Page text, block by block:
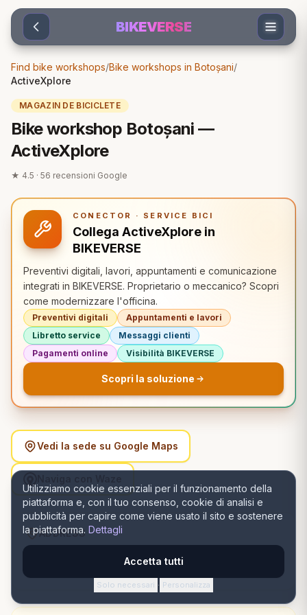
Sari la conținut
Utilizziamo cookie essenziali per il funzionamento della
piattaforma e, con il tuo consenso, cookie di analisi e
pubblicità per capire come viene usato il sito e sostenere
la piattaforma. Dettagli
Accetta tutti
Solo necessari · Personalizza
BIKEVERSE
Find bike workshops/Bike workshops in Botoșani/
ActiveXplore
MAGAZIN DE BICICLETE
Bike workshop Botoșani —
ActiveXplore
★ 4.5 · 56 recensioni Google
CONECTOR · SERVICE BICI
Collega ActiveXplore in
BIKEVERSE
Preventivi digitali, lavori, appuntamenti e comunicazione
integrati in BIKEVERSE. Proprietario o meccanico? Scopri
come modernizzare l'officina.
Preventivi digitali
Appuntamenti e lavori
Libretto service
Messaggi clienti
Pagamenti online
Visibilità BIKEVERSE
Scopri la soluzione
Vedi la sede su Google Maps
ADDRESS
Strada Mihail Kogălniceanu 1, 710210 Botoșani, România,